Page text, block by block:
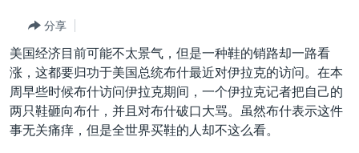
容
跳
转
到
导
港澳
国际
最新国际新闻
印太
分类新闻
经济·金融·贸易
美中关系
分享
美国经济目前可能不太景气，但是一种鞋的销路却一路看
涨，这都要归功于美国总统布什最近对伊拉克的访问。在本
周早些时候布什访问伊拉克期间，一个伊拉克记者把自己的
两只鞋砸向布什，并且对布什破口大骂。虽然布什表示这件
事无关痛痒，但是全世界买鞋的人却不这么看。